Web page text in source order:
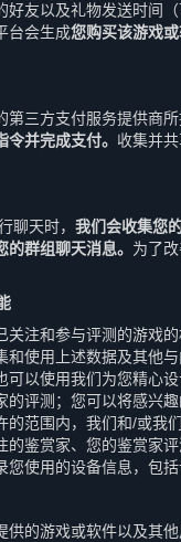
友以及礼物发送时间
台会生成您购买该游戏或
三方支付服务提供商所
并完成支付。 收集并
聊天时， 我们会收集您
群组聊天消息。 为了
注和参与评测的游戏
和使用上述数据及其他
以使用我们为您精心
评测；您可以将感兴
范围内，我们和/或我
的鉴赏家、您的鉴赏家
使用的设备信息，包
的游戏或软件以及其